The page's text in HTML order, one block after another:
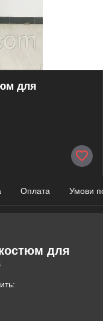
для
Оплата Умови
для